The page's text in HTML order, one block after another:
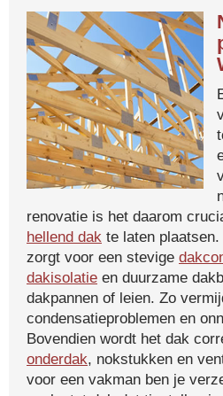
renovatie is het daarom
hellend dak te laten
zorgt voor een stevige
dakisolatie en duurzame
dakpannen of leien. Zo
condensatieproblemen en
Bovendien wordt het dak
onderdak, nokstukken en
voor een vakman ben je